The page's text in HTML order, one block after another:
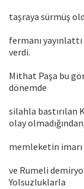
taşraya sürmüş
fermanı
verdi.
Mithat Paşa bu
dönemde
silahla bastırılan
olay
memleketin
ve Rumeli
Yolsuzluklarla